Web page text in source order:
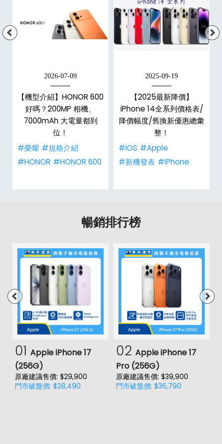
2026-07-09
【機型介紹】HONOR 600
好嗎？200MP 相機、
7000mAh 大電量都到
位！
#榮耀 #規格介紹
#HONOR #HONOR 600
2025-09-19
【2025最新降價】
iPhone 14全系列價格表/
降價幅度/舊換新優惠總彙
整！
#iOS #Apple
#新機發表 #iPhone
暢銷排行榜
01 Apple iPhone 17
(256G)
原廠建議售價: $29,900
門市破盤價: $28,490
02 Apple iPhone 17
Pro (256G)
原廠建議售價: $39,900
門市破盤價: $36,790